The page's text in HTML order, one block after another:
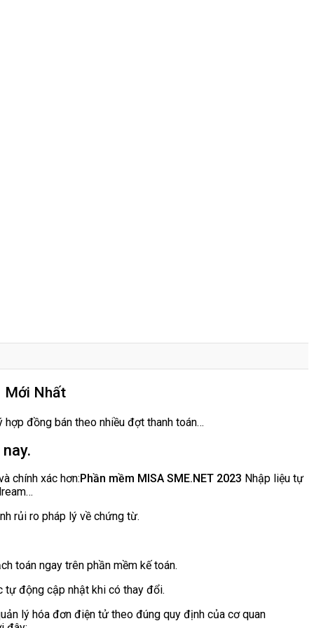
Mới Nhất
hợp đồng bán theo nhiều đợt thanh toán…
chính xác hơn:Phần mềm MISA SME.NET 2023 Nhập liệu tự
rủi ro pháp lý về chứng từ.
toán ngay trên phần mềm kế toán.
tự động cập nhật khi có thay đổi.
lý hóa đơn điện tử theo đúng quy định của cơ quan